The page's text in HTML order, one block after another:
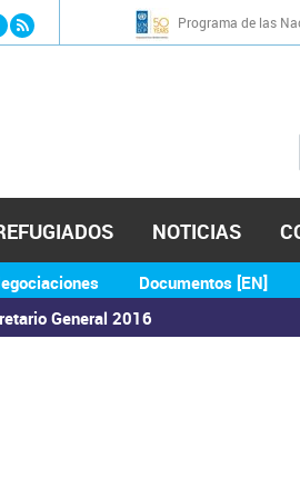
to navigation Programa de las
General 2016
Documentos [EN]
NOTICIAS